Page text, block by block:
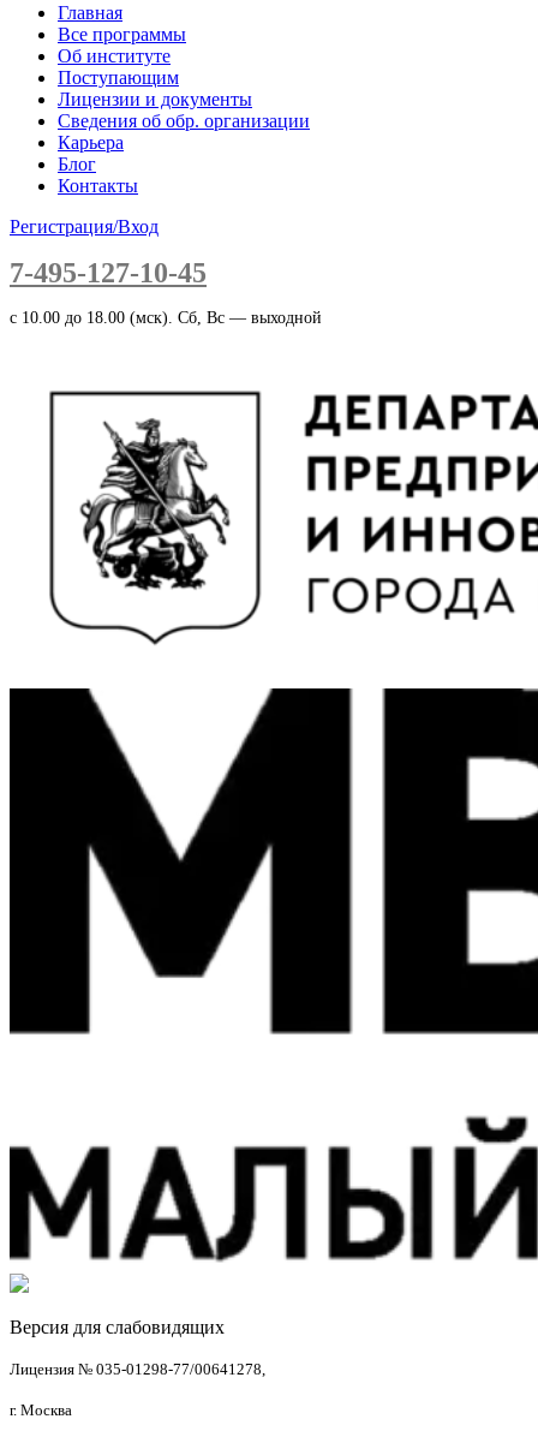
Главная
Все программы
Об институте
Поступающим
Лицензии и документы
Сведения об обр. организации
Карьера
Блог
Контакты
Регистрация/Вход
7-495-127-10-45
c 10.00 до 18.00 (мск). Сб, Вс — выходной
Версия для слабовидящих
Лицензия № 035-01298-77/00641278,
г. Москва